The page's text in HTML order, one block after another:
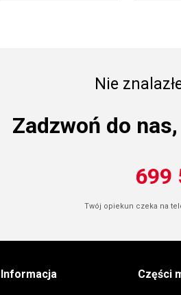
Nie
Zadzwoń do
699
Twój opiekun czeka na
Informacja Części